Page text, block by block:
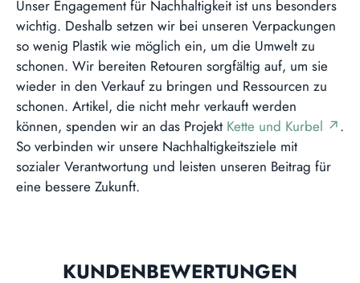
Unser Engagement für Nachhaltigkeit ist uns besonders
wichtig. Deshalb setzen wir bei unseren Verpackungen
so wenig Plastik wie möglich ein, um die Umwelt zu
schonen. Wir bereiten Retouren sorgfältig auf, um sie
wieder in den Verkauf zu bringen und Ressourcen zu
schonen. Artikel, die nicht mehr verkauft werden
können, spenden wir an das Projekt Kette und Kurbel ↗.
So verbinden wir unsere Nachhaltigkeitsziele mit
sozialer Verantwortung und leisten unseren Beitrag für
eine bessere Zukunft.
KUNDENBEWERTUNGEN